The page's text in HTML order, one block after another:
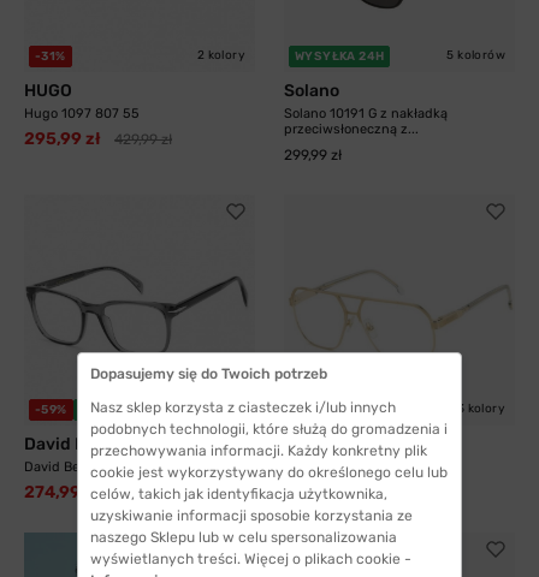
-31% 2 kolory
HUGO
Hugo 1097 807 55
295,99 zł 429,99 zł
WYSYŁKA 24H 5 kolorów
Solano
Solano 10191 G z nakładką
przeciwsłoneczną z...
299,99 zł
-59% WYSYŁKA 24H
David Beckham
David Beckham 1083 KB7 52
274,99 zł 676,99 zł
-33% WYSYŁKA 24H 3 kolory
Carrera
Carrera 1135 J5G 60
408,99 zł 609,99 zł
Dopasujemy się do Twoich potrzeb
Nasz sklep korzysta z ciasteczek i/lub innych
podobnych technologii, które służą do gromadzenia i
przechowywania informacji. Każdy konkretny plik
cookie jest wykorzystywany do określonego celu lub
celów, takich jak identyfikacja użytkownika,
uzyskiwanie informacji sposobie korzystania ze
naszego Sklepu lub w celu spersonalizowania
wyświetlanych treści. Więcej o plikach cookie -